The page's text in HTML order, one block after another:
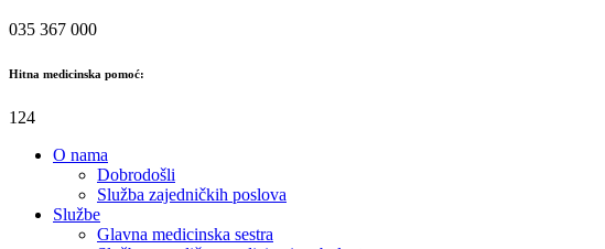
035 367 000
Hitna medicinska pomoć:
124
O nama
Dobrodošli
Služba zajedničkih poslova
Službe
Glavna medicinska sestra